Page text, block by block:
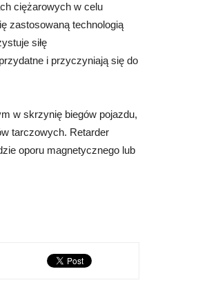
ciężarowych w celu
zastosowaną technologią
siłę
i przyczyniają się do
w skrzynię biegów pojazdu,
tarczowych. Retarder
oporu magnetycznego lub